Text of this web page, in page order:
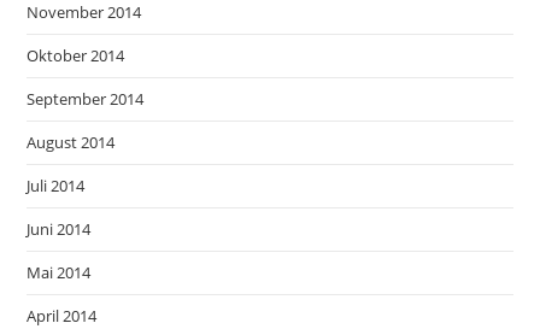
November 2014
Oktober 2014
September 2014
August 2014
Juli 2014
Juni 2014
Mai 2014
April 2014